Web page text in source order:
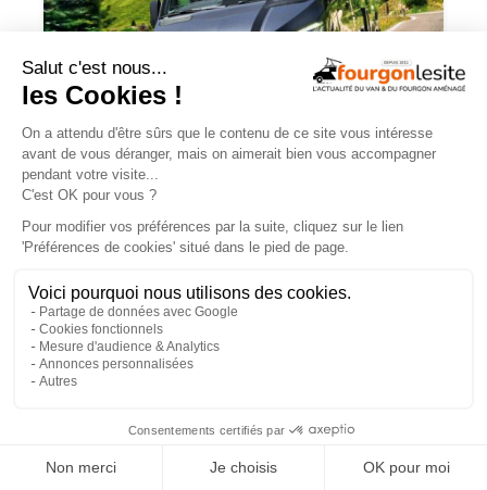
Routeur 5G, autonomie renforcée :
S Xperience